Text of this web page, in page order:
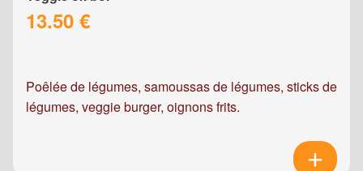
13.50 €
Poêlée de légumes, samoussas de légumes, sticks de
légumes, veggie burger, oignons frits.